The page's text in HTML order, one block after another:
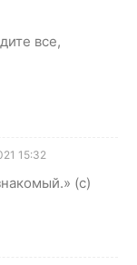
все,
15:32
(с)